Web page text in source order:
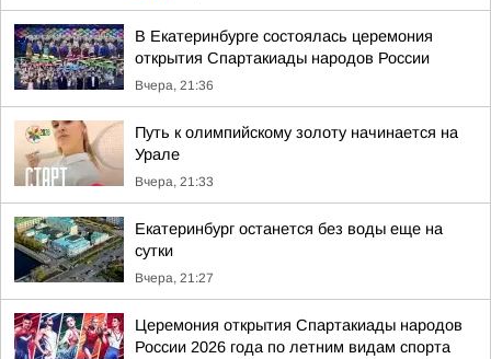
В Екатеринбурге состоялась церемония
открытия Спартакиады народов России
Вчера, 21:36
Путь к олимпийскому золоту начинается на
Урале
Вчера, 21:33
Екатеринбург останется без воды еще на
сутки
Вчера, 21:27
Церемония открытия Спартакиады народов
России 2026 года по летним видам спорта